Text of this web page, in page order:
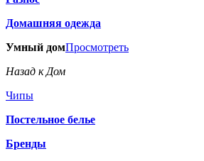
Домашняя одежда
Умный домПросмотреть
Назад к Дом
Чипы
Постельное белье
Бренды